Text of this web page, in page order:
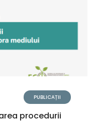
PUBLICAȚII
procedurii